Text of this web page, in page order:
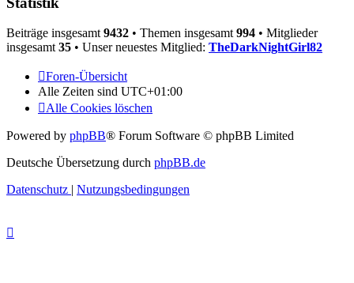
Beiträge insgesamt 9432 • Themen insgesamt 994 • Mitglieder
insgesamt 35 • Unser neuestes Mitglied: TheDarkNightGirl82
Foren-Übersicht
Alle Zeiten sind UTC+01:00
Alle Cookies löschen
Powered by phpBB® Forum Software © phpBB Limited
Deutsche Übersetzung durch phpBB.de
Datenschutz | Nutzungsbedingungen